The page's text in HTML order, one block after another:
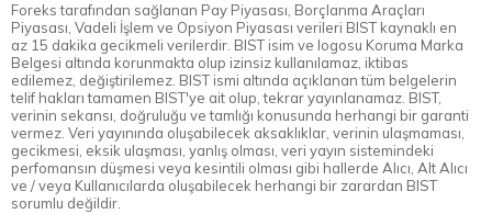
Foreks tarafından sağlanan Pay Piyasası, Borçlanma Araçları
Piyasası, Vadeli İşlem ve Opsiyon Piyasası verileri BIST kaynaklı en
az 15 dakika gecikmeli verilerdir. BIST isim ve logosu Koruma Marka
Belgesi altında korunmakta olup izinsiz kullanılamaz, iktibas
edilemez, değiştirilemez. BIST ismi altında açıklanan tüm belgelerin
telif hakları tamamen BIST'ye ait olup, tekrar yayınlanamaz. BIST,
verinin sekansı, doğruluğu ve tamlığı konusunda herhangi bir garanti
vermez. Veri yayınında oluşabilecek aksaklıklar, verinin ulaşmaması,
gecikmesi, eksik ulaşması, yanlış olması, veri yayın sistemindeki
perfomansın düşmesi veya kesintili olması gibi hallerde Alıcı, Alt Alıcı
ve / veya Kullanıcılarda oluşabilecek herhangi bir zarardan BIST
sorumlu değildir.